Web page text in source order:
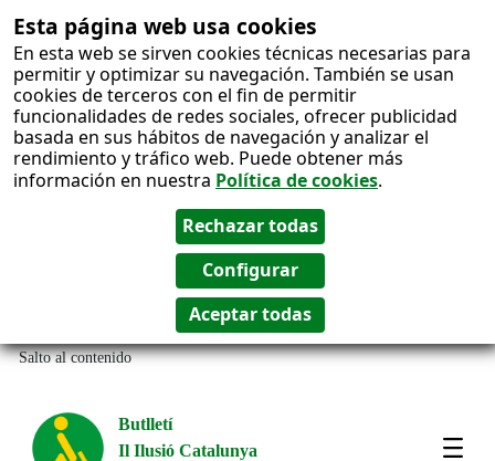
Esta página web usa cookies
En esta web se sirven cookies técnicas necesarias para
permitir y optimizar su navegación. También se usan
cookies de terceros con el fin de permitir
funcionalidades de redes sociales, ofrecer publicidad
basada en sus hábitos de navegación y analizar el
rendimiento y tráfico web. Puede obtener más
información en nuestra Política de cookies.
Salto al contenido
Butlletí
Il Ilusió Catalunya